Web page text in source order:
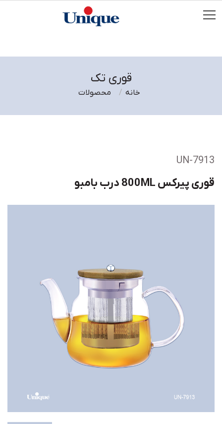
قوری تک
محصولات خانه
UN-7913
قوری پیرکس 800ML درب بامبو